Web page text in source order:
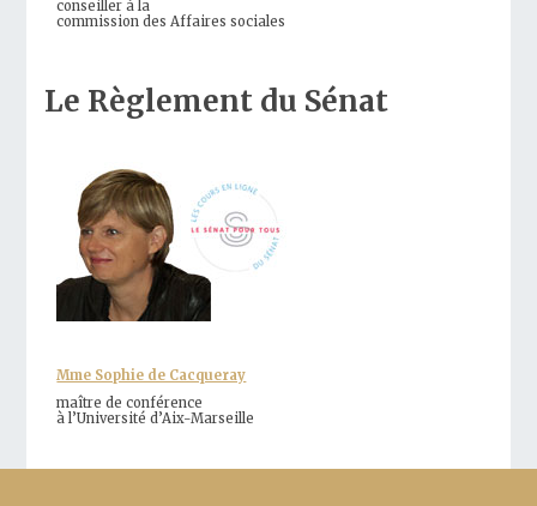
conseiller à la
commission des Affaires sociales
Le Règlement du Sénat
Mme Sophie de Cacqueray
maître de conférence
à l’Université d’Aix-Marseille